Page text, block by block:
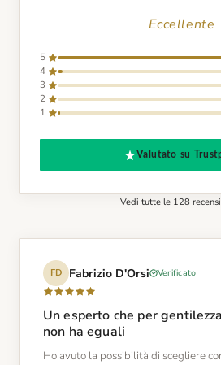
Eccellente
5
4
3
2
1
Valutato su
Vedi tutte le 128
FD Fabrizio D'Orsi Verificato
Un esperto che per
non ha eguali
Ho avuto la possibilità di scegliere